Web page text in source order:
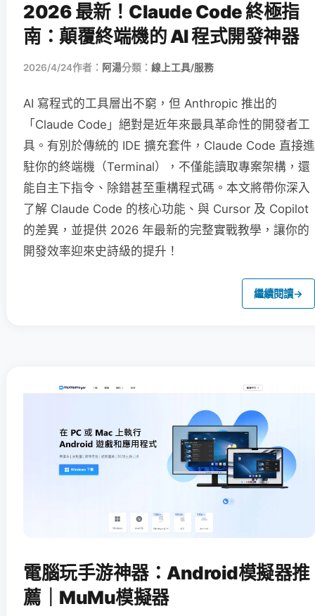
2026 最新！Claude Code 終極指
南：顛覆終端機的 AI 程式開發神器
2026/4/24作者： 阿湯分類： 線上工具/服務
AI 寫程式的工具層出不窮，但 Anthropic 推出的
「Claude Code」絕對是近年來最具革命性的開發者工
具。有別於傳統的 IDE 擴充套件，Claude Code 直接進
駐你的終端機（Terminal），不僅能讀取專案架構，還
能自主下指令、除錯甚至重構程式碼。本文將帶你深入
了解 Claude Code 的核心功能、與 Cursor 及 Copilot
的差異，並提供 2026 年最新的完整實戰教學，讓你的
開發效率迎來史詩級的提升！
繼續閱讀→
電腦玩手游神器：Android模擬器推
薦｜MuMu模擬器